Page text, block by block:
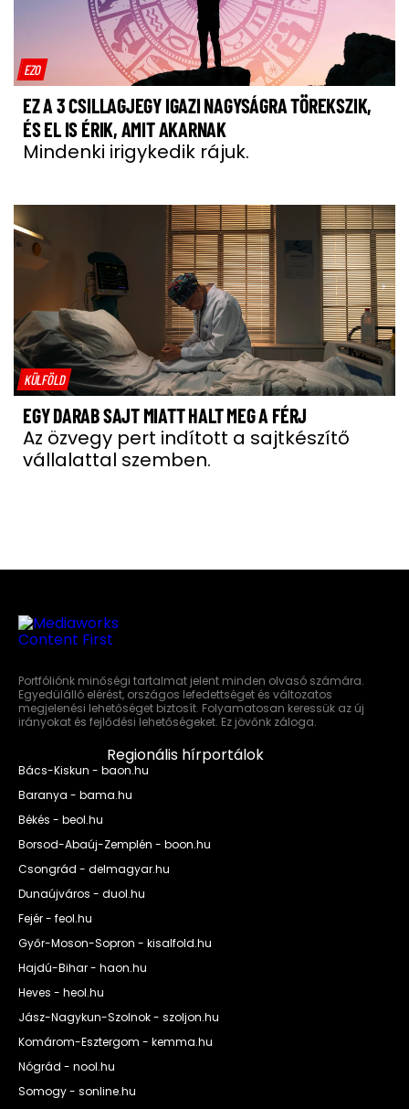
EZO
EZ A 3 CSILLAGJEGY IGAZI NAGYSÁGRA TÖREKSZIK,
ÉS EL IS ÉRIK, AMIT AKARNAK
Mindenki irigykedik rájuk.
KÜLFÖLD
EGY DARAB SAJT MIATT HALT MEG A FÉRJ
Az özvegy pert indított a sajtkészítő
vállalattal szemben.
Portfóliónk minőségi tartalmat jelent minden olvasó számára.
Egyedülálló elérést, országos lefedettséget és változatos
megjelenési lehetőséget biztosít. Folyamatosan keressük az új
irányokat és fejlődési lehetőségeket. Ez jövőnk záloga.
Regionális hírportálok
Bács-Kiskun - baon.hu
Baranya - bama.hu
Békés - beol.hu
Borsod-Abaúj-Zemplén - boon.hu
Csongrád - delmagyar.hu
Dunaújváros - duol.hu
Fejér - feol.hu
Győr-Moson-Sopron - kisalfold.hu
Hajdú-Bihar - haon.hu
Heves - heol.hu
Jász-Nagykun-Szolnok - szoljon.hu
Komárom-Esztergom - kemma.hu
Nógrád - nool.hu
Somogy - sonline.hu